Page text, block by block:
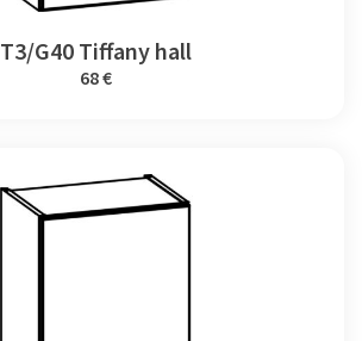
T3/G40 Tiffany hall
68 €